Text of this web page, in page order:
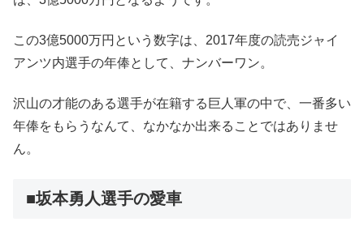
この3億5000万円という数字は、2017年度の読売ジャイ
アンツ内選手の年俸として、ナンバーワン。
沢山の才能のある選手が在籍する巨人軍の中で、一番多い
年俸をもらうなんて、なかなか出来ることではありませ
ん。
■坂本勇人選手の愛車